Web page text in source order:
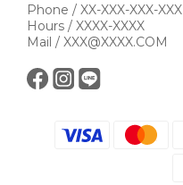
Phone / XX-XXX-XXX-XXX
Hours / XXXX-XXXX
Mail / XXX@XXXX.COM